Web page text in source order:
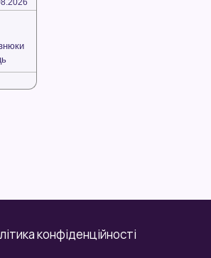
конфіденційності